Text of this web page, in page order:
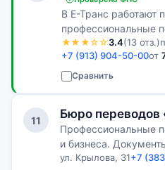
В Е-Транс работают
профессиональные
★★★☆☆3.4(13 отз.)
+7 (913) 904-50-00от
Сравнить
11 Бюро переводов
Профессиональные
и бизнеса.
нотариальное
ул. Крылова, 31+7